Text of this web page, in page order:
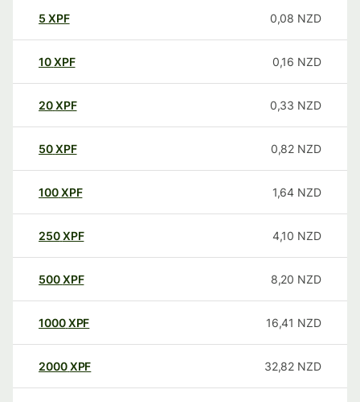
5 XPF 0,08 NZD
10XPF 0,16 NZD
20XPF 0,33 NZD
50XPF 0,82 NZD
100XPF 1,64 NZD
250XPF 4,10 NZD
500XPF 8,20 NZD
1000XPF 16,41 NZD
2000XPF 32,82 NZD